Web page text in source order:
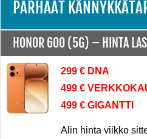
PARHAAT
HONOR 600 (5G) – HINTA
299 € DNA
499 €
499 € GIGANTTI
Alin hinta viikko